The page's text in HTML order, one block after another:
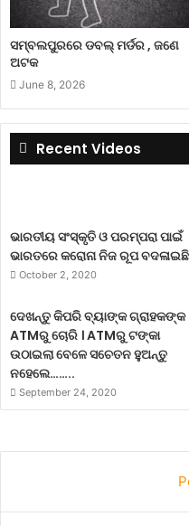
ସମ୍ବଲପୁରରେ ଡବଲ୍ ମର୍ଡର , ଜଣେ
ଅଟକ
June 8, 2026
Recent Videos
ଭାରତୀୟ ସଂସ୍କୃତି ଓ ପରମ୍ପରା ପାଇଁ
ଭାରତରେ କରୋନା ନିଜ ରୂପ ବଦଳାଇଛି
October 2, 2020
ଦେଖନ୍ତୁ କିପରି ବ୍ୟାଙ୍କ ଗ୍ରାହକଙ୍କ
ATMରୁ ଚୋରି । ATMରୁ ଟଙ୍କା
ଉଠାଇଲା ବେଳେ ସଚେତନ ହୁଅନ୍ତୁ
ନହେଲେ……..
September 24, 2020